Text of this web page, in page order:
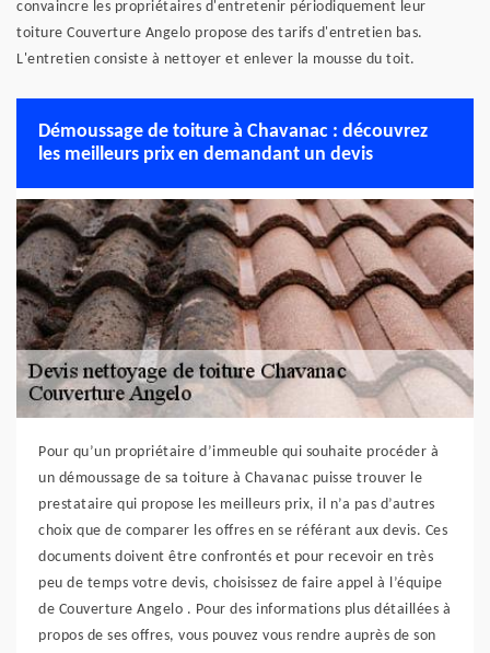
convaincre les propriétaires d'entretenir périodiquement leur
toiture Couverture Angelo propose des tarifs d'entretien bas.
L'entretien consiste à nettoyer et enlever la mousse du toit.
Démoussage de toiture à Chavanac : découvrez
les meilleurs prix en demandant un devis
Pour qu’un propriétaire d’immeuble qui souhaite procéder à
un démoussage de sa toiture à Chavanac puisse trouver le
prestataire qui propose les meilleurs prix, il n’a pas d’autres
choix que de comparer les offres en se référant aux devis. Ces
documents doivent être confrontés et pour recevoir en très
peu de temps votre devis, choisissez de faire appel à l’équipe
de Couverture Angelo . Pour des informations plus détaillées à
propos de ses offres, vous pouvez vous rendre auprès de son